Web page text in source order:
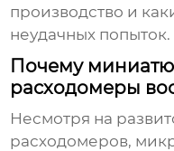
производство и
неудачных попыток.
Почему
расходомеры
Несмотря на
расходомеров,